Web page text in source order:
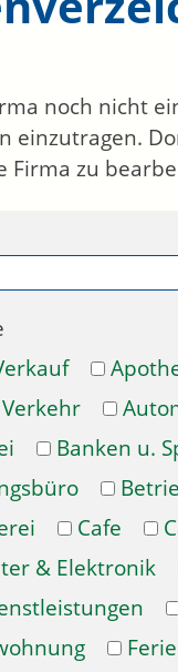
noch nicht
einzutragen.
Firma zu
Banken u.
Cafe
& Elektronik